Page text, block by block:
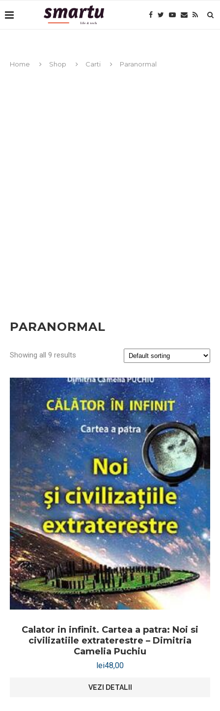
Home Shop Carti Paranormal
PARANORMAL
Showing all 9 results
Calator in infinit. Cartea a patra: Noi si
civilizatiile extraterestre – Dimitria
Camelia Puchiu
lei48,00
VEZI DETALII